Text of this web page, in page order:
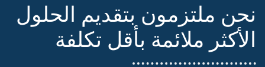
نحن ملتزمون بتقديم الحلول
الأكثر ملائمة بأقل تكلفة